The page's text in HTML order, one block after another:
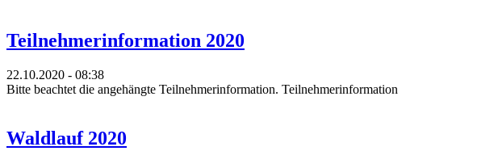
Teilnehmerinformation 2020
22.10.2020 - 08:38
Bitte beachtet die angehängte Teilnehmerinformation. Teilnehmerinformation
Waldlauf 2020